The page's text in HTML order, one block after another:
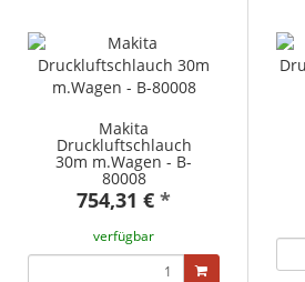
Makita
Druckluftschlauch
30m m.Wagen - B-
80008
754,31 € *
verfügbar